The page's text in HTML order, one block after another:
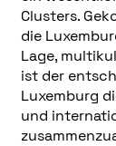
Clusters.
die
Lage,
ist der
Luxemburg
und